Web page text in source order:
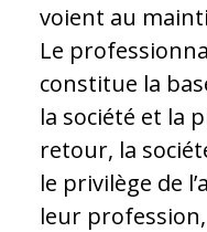
voient au
Le
constitue la
la société et la
retour, la
le privilège de
leur